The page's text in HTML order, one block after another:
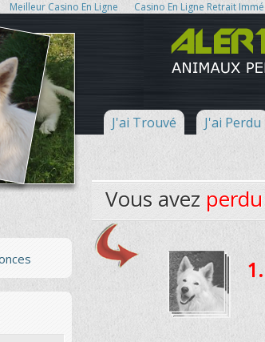
Meilleur Casino En Ligne Casino En Ligne Retrait
J'ai Trouvé J'ai Perdu
Vous avez perdu
1.